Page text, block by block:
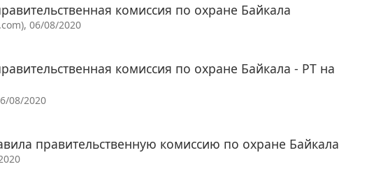
комиссия по охране Байкала
06/08/2020
комиссия по охране Байкала - РТ на
08/2020
правительственную комиссию по охране Байкала